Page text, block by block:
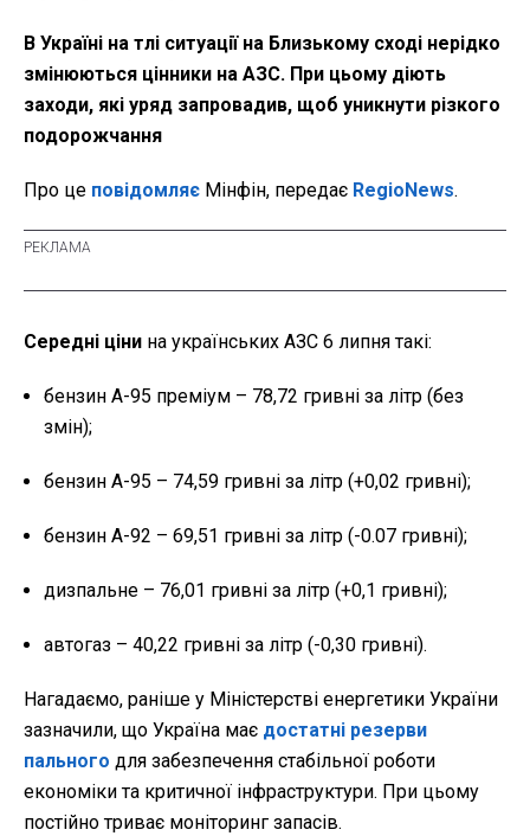
В Україні на тлі ситуації на Близькому сході нерідко
змінюються цінники на АЗС. При цьому діють
заходи, які уряд запровадив, щоб уникнути різкого
подорожчання
Про це повідомляє Мінфін, передає RegioNews.
Середні ціни на українських АЗС 6 липня такі:
бензин А-95 преміум – 78,72 гривні за літр (без
змін);
бензин А-95 – 74,59 гривні за літр (+0,02 гривні);
бензин А-92 – 69,51 гривні за літр (-0.07 гривні);
дизпальне – 76,01 гривні за літр (+0,1 гривні);
автогаз – 40,22 гривні за літр (-0,30 гривні).
Нагадаємо, раніше у Міністерстві енергетики України
зазначили, що Україна має достатні резерви
пального для забезпечення стабільної роботи
економіки та критичної інфраструктури. При цьому
постійно триває моніторинг запасів.